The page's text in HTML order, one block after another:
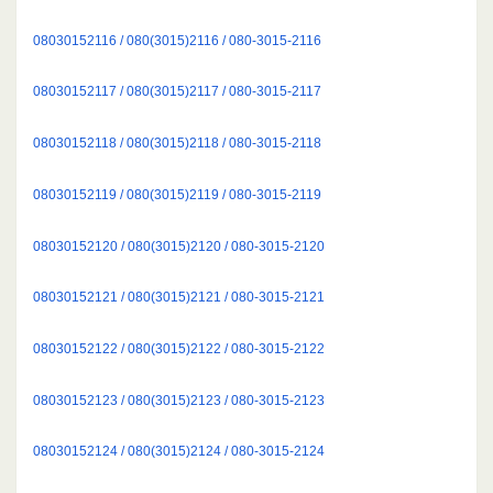
08030152116 / 080(3015)2116 / 080-3015-2116
08030152117 / 080(3015)2117 / 080-3015-2117
08030152118 / 080(3015)2118 / 080-3015-2118
08030152119 / 080(3015)2119 / 080-3015-2119
08030152120 / 080(3015)2120 / 080-3015-2120
08030152121 / 080(3015)2121 / 080-3015-2121
08030152122 / 080(3015)2122 / 080-3015-2122
08030152123 / 080(3015)2123 / 080-3015-2123
08030152124 / 080(3015)2124 / 080-3015-2124